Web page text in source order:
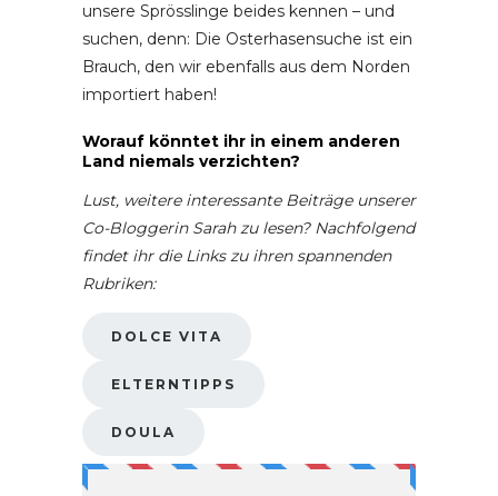
unsere Sprösslinge beides kennen – und
suchen, denn: Die Osterhasensuche ist ein
Brauch, den wir ebenfalls aus dem Norden
importiert haben!
Worauf könntet ihr in einem anderen
Land niemals verzichten?
Lust, weitere interessante Beiträge unserer
Co-Bloggerin Sarah zu lesen? Nachfolgend
findet ihr die Links zu ihren spannenden
Rubriken:
DOLCE VITA
ELTERNTIPPS
DOULA